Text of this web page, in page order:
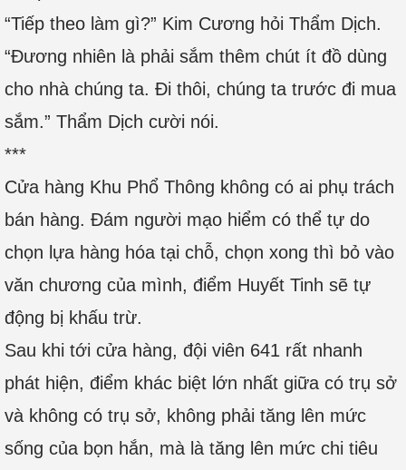
“Tiếp theo làm gì?” Kim Cương hỏi Thẩm Dịch.
“Đương nhiên là phải sắm thêm chút ít đồ dùng
cho nhà chúng ta. Đi thôi, chúng ta trước đi mua
sắm.” Thẩm Dịch cười nói.
***
Cửa hàng Khu Phổ Thông không có ai phụ trách
bán hàng. Đám người mạo hiểm có thể tự do
chọn lựa hàng hóa tại chỗ, chọn xong thì bỏ vào
văn chương của mình, điểm Huyết Tinh sẽ tự
động bị khấu trừ.
Sau khi tới cửa hàng, đội viên 641 rất nhanh
phát hiện, điểm khác biệt lớn nhất giữa có trụ sở
và không có trụ sở, không phải tăng lên mức
sống của bọn hắn, mà là tăng lên mức chi tiêu